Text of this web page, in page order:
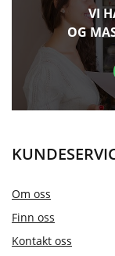
VI
OG
Om oss
Finn oss
Kontakt oss